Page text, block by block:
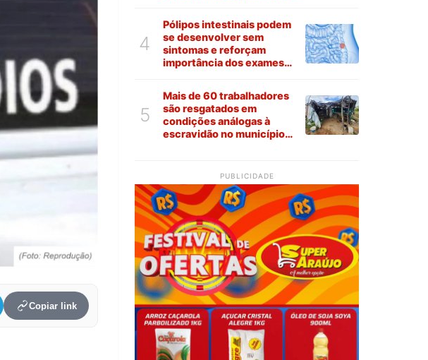
Copiar link
4
Pólipos intestinais podem
se desenvolver sem
sintomas e reforçam
importância dos exames
5
Mais de 60 trabalhadores
são resgatados em
condições análogas à
escravidão no município
PUBLICIDADE